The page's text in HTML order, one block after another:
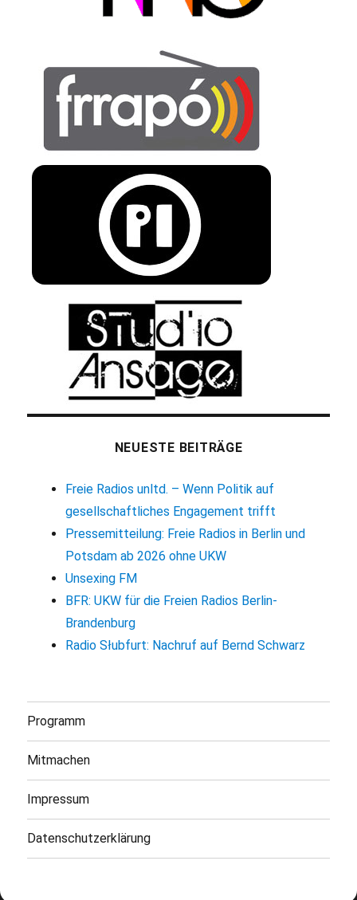
NEUESTE BEITRÄGE
Freie Radios unltd. – Wenn Politik auf
gesellschaftliches Engagement trifft
Pressemitteilung: Freie Radios in Berlin und
Potsdam ab 2026 ohne UKW
Unsexing FM
BFR: UKW für die Freien Radios Berlin-
Brandenburg
Radio Słubfurt: Nachruf auf Bernd Schwarz
Programm
Mitmachen
Impressum
Datenschutzerklärung